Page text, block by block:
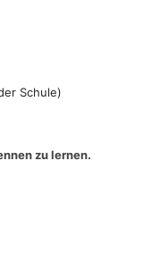
Schule)
zu lernen.